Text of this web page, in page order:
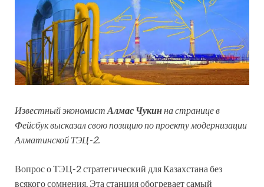
Известный экономист Алмас Чукинна странице в
Фейсбук высказал свою позицию по проекту модернизации
Алматинской ТЭЦ-2.
Вопрос о ТЭЦ-2 стратегический для Казахстана без
всякого сомнения. Эта станция обогревает самый